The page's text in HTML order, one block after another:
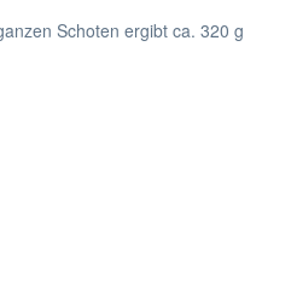
Schoten ergibt ca. 320 g